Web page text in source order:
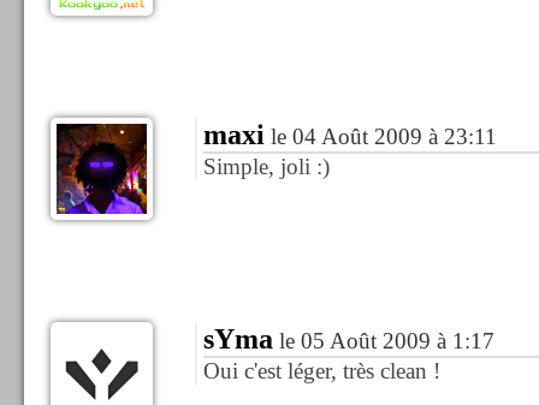
maxi le 04 Août 2009 à 23:11
Simple, joli :)
sYma le 05 Août 2009 à 1:17
Oui c'est léger, très clean !